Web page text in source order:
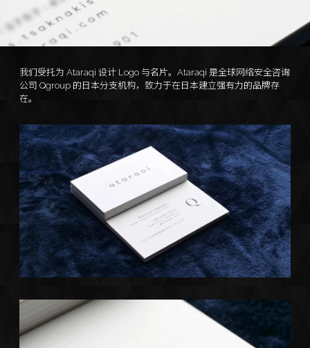
我们受托为 Ataraqi 设计 Logo 与名片。Ataraqi 是全球网络安全咨询
公司 Qgroup 的日本分支机构，致力于在日本建立强有力的品牌存
在。